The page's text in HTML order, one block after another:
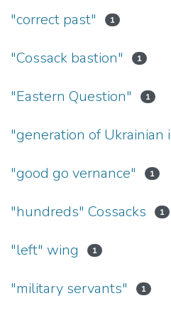
"correct past" 1
"Cossack bastion" 1
"Eastern Question" 1
"generation of Ukrainian
"good go vernance" 1
"hundreds" Cossacks 1
"left" wing 1
"military servants" 1